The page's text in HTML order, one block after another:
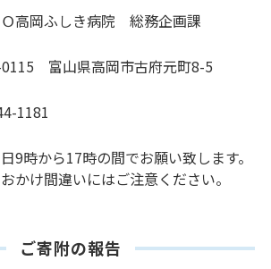
高岡ふしき病院 総務企画課
富山県高岡市古府元町8-5
1181
から17時の間でお願い致します。
かけ間違いにはご注意ください。
ご寄附の報告